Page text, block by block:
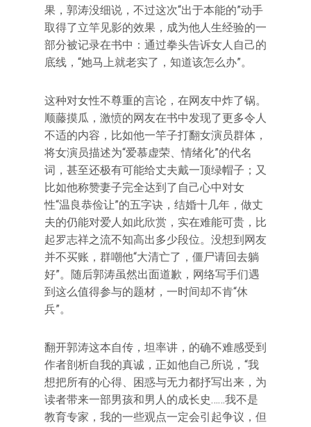
果，郭涛没细说，不过这次“出于本能的”动手
取得了立竿见影的效果，成为他人生经验的一
部分被记录在书中：通过拳头告诉女人自己的
底线，“她马上就老实了，知道该怎么办”。
这种对女性不尊重的言论，在网友中炸了锅。
顺藤摸瓜，激愤的网友在书中发现了更多令人
不适的内容，比如他一竿子打翻女演员群体，
将女演员描述为“爱慕虚荣、情绪化”的代名
词，甚至还极有可能给丈夫戴一顶绿帽子；又
比如他称赞妻子完全达到了自己心中对女
性“温良恭俭让”的五字诀，结婚十几年，做丈
夫的仍能对爱人如此欣赏，实在难能可贵，比
起罗志祥之流不知高出多少段位。没想到网友
并不买账，群嘲他“大清亡了，僵尸请回去躺
好”。随后郭涛虽然出面道歉，网络写手们遇
到这么值得参与的题材，一时间却不肯“休
兵”。
翻开郭涛这本自传，坦率讲，的确不难感受到
作者剖析自我的真诚，正如他自己所说，“我
想把所有的心得、困惑与无力都抒写出来，为
读者带来一部男孩和男人的成长史……我不是
教育专家，我的一些观点一定会引起争议，但